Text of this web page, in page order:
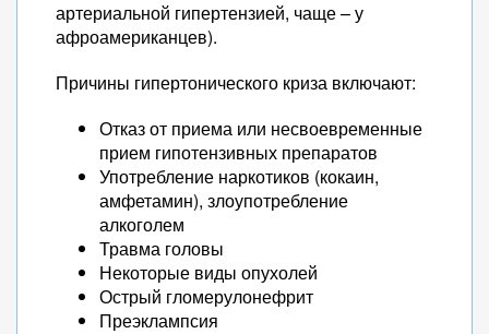
артериальной гипертензией, чаще – у
афроамериканцев).
Причины гипертонического криза включают:
Отказ от приема или несвоевременные
прием гипотензивных препаратов
Употребление наркотиков (кокаин,
амфетамин), злоупотребление
алкоголем
Травма головы
Некоторые виды опухолей
Острый гломерулонефрит
Преэклампсия